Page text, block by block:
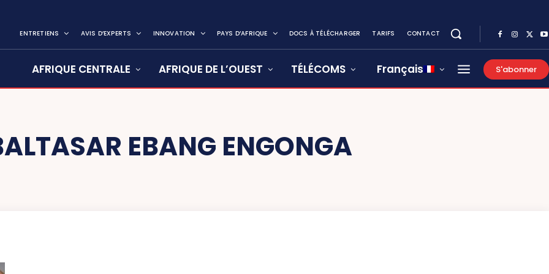
ENTRETIENS AVIS D’EXPERTS INNOVATION PAYS D’AFRIQUE DOCS À TÉLÉCHARGER TARIFS CONTACT
AFRIQUE CENTRALE AFRIQUE DE L’OUEST TÉLÉCOMS Français S'abonner
EBANG ENGONGA